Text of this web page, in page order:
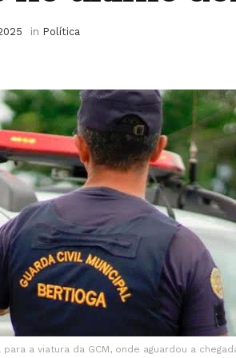
in Política
a viatura da GCM, onde aguardou a